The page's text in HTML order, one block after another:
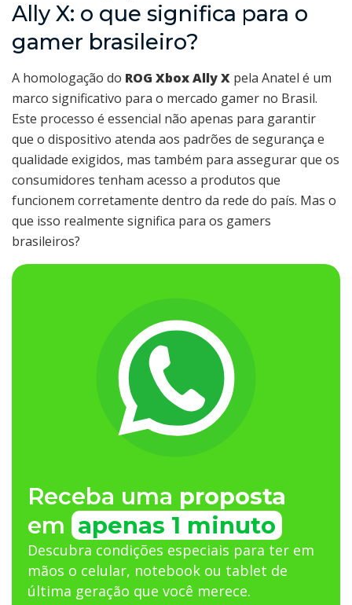
Ally X: o que significa para o
gamer brasileiro?
A homologação do ROG Xbox Ally X pela Anatel é um
marco significativo para o mercado gamer no Brasil.
Este processo é essencial não apenas para garantir
que o dispositivo atenda aos padrões de segurança e
qualidade exigidos, mas também para assegurar que os
consumidores tenham acesso a produtos que
funcionem corretamente dentro da rede do país. Mas o
que isso realmente significa para os gamers
brasileiros?
Receba uma proposta
em apenas 1 minuto
Descubra condições especiais para ter em
mãos o celular, notebook ou tablet de
última geração que você merece.